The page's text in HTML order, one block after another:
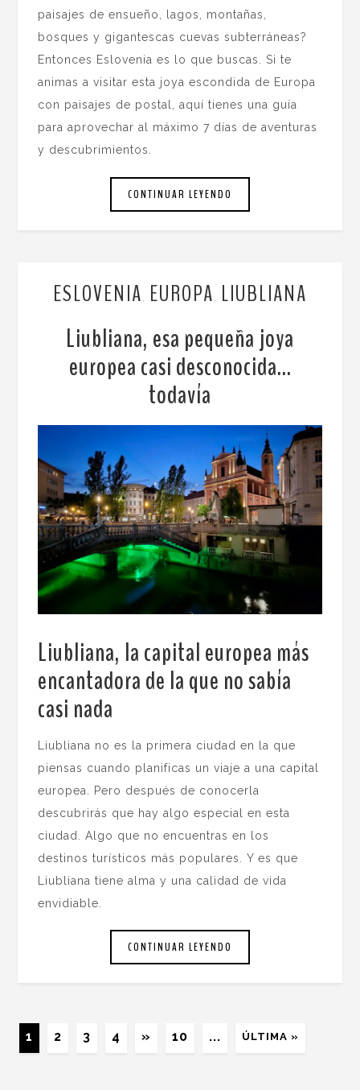
paisajes de ensueño, lagos, montañas,
bosques y gigantescas cuevas subterráneas?
Entonces Eslovenia es lo que buscas. Si te
animas a visitar esta joya escondida de Europa
con paisajes de postal, aquí tienes una guía
para aprovechar al máximo 7 días de aventuras
y descubrimientos.
CONTINUAR LEYENDO
ESLOVENIA EUROPA LIUBLIANA
Liubliana, esa pequeña joya
europea casi desconocida…
todavía
Liubliana, la capital europea más
encantadora de la que no sabía
casi nada
Liubliana no es la primera ciudad en la que
piensas cuando planificas un viaje a una capital
europea. Pero después de conocerla
descubrirás que hay algo especial en esta
ciudad. Algo que no encuentras en los
destinos turísticos más populares. Y es que
Liubliana tiene alma y una calidad de vida
envidiable.
CONTINUAR LEYENDO
1 2 3 4 » 10 ... ÚLTIMA »